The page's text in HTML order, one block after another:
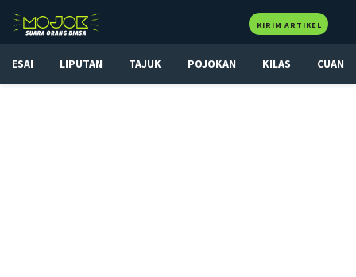
KIRIM ARTIKEL
ESAI LIPUTAN TAJUK POJOKAN KILAS CUAN